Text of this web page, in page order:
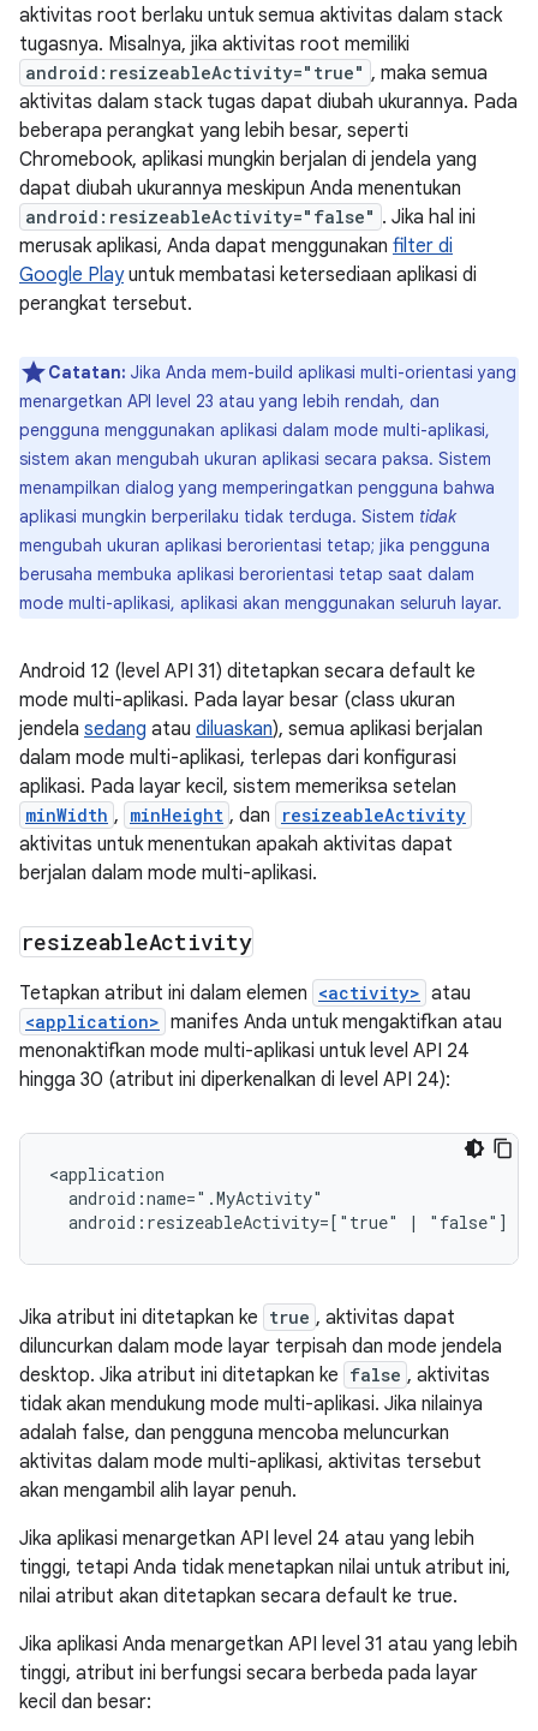
aktivitas root berlaku untuk semua aktivitas dalam stack
tugasnya. Misalnya, jika aktivitas root memiliki
android:resizeableActivity="true" , maka semua
aktivitas dalam stack tugas dapat diubah ukurannya. Pada
beberapa perangkat yang lebih besar, seperti
Chromebook, aplikasi mungkin berjalan di jendela yang
dapat diubah ukurannya meskipun Anda menentukan
android:resizeableActivity="false" . Jika hal ini
merusak aplikasi, Anda dapat menggunakan filter di
Google Playuntuk membatasi ketersediaan aplikasi di
perangkat tersebut.
Catatan: Jika Anda mem-build aplikasi multi-orientasi yang
menargetkan API level 23 atau yang lebih rendah, dan
pengguna menggunakan aplikasi dalam mode multi-aplikasi,
sistem akan mengubah ukuran aplikasi secara paksa. Sistem
menampilkan dialog yang memperingatkan pengguna bahwa
aplikasi mungkin berperilaku tidak terduga. Sistem tidak
mengubah ukuran aplikasi berorientasi tetap; jika pengguna
berusaha membuka aplikasi berorientasi tetap saat dalam
mode multi-aplikasi, aplikasi akan menggunakan seluruh layar.
Android 12 (level API 31) ditetapkan secara default ke
mode multi-aplikasi. Pada layar besar (class ukuran
jendela sedang atau diluaskan), semua aplikasi berjalan
dalam mode multi-aplikasi, terlepas dari konfigurasi
aplikasi. Pada layar kecil, sistem memeriksa setelan
minWidth , minHeight , dan resizeableActivity
aktivitas untuk menentukan apakah aktivitas dapat
berjalan dalam mode multi-aplikasi.
resizeableActivity
Tetapkan atribut ini dalam elemen <activity> atau
<application> manifes Anda untuk mengaktifkan atau
menonaktifkan mode multi-aplikasi untuk level API 24
hingga 30 (atribut ini diperkenalkan di level API 24):
android:resizeableActivity=["true"
| "false"]
Jika atribut ini ditetapkan ke true , aktivitas dapat
diluncurkan dalam mode layar terpisah dan mode jendela
desktop. Jika atribut ini ditetapkan ke false , aktivitas
tidak akan mendukung mode multi-aplikasi. Jika nilainya
adalah false, dan pengguna mencoba meluncurkan
aktivitas dalam mode multi-aplikasi, aktivitas tersebut
akan mengambil alih layar penuh.
Jika aplikasi menargetkan API level 24 atau yang lebih
tinggi, tetapi Anda tidak menetapkan nilai untuk atribut ini,
nilai atribut akan ditetapkan secara default ke true.
Jika aplikasi Anda menargetkan API level 31 atau yang lebih
tinggi, atribut ini berfungsi secara berbeda pada layar
kecil dan besar: